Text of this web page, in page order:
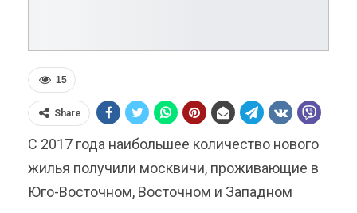
15
Share
С 2017 года наибольшее количество нового
жилья получили москвичи, проживающие в
Юго-Восточном, Восточном и Западном